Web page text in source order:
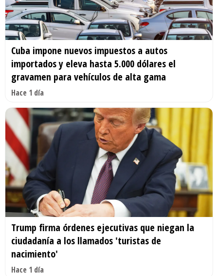
Cuba impone nuevos impuestos a autos
importados y eleva hasta 5.000 dólares el
gravamen para vehículos de alta gama
Hace 1 día
Trump firma órdenes ejecutivas que niegan la
ciudadanía a los llamados 'turistas de
nacimiento'
Hace 1 día